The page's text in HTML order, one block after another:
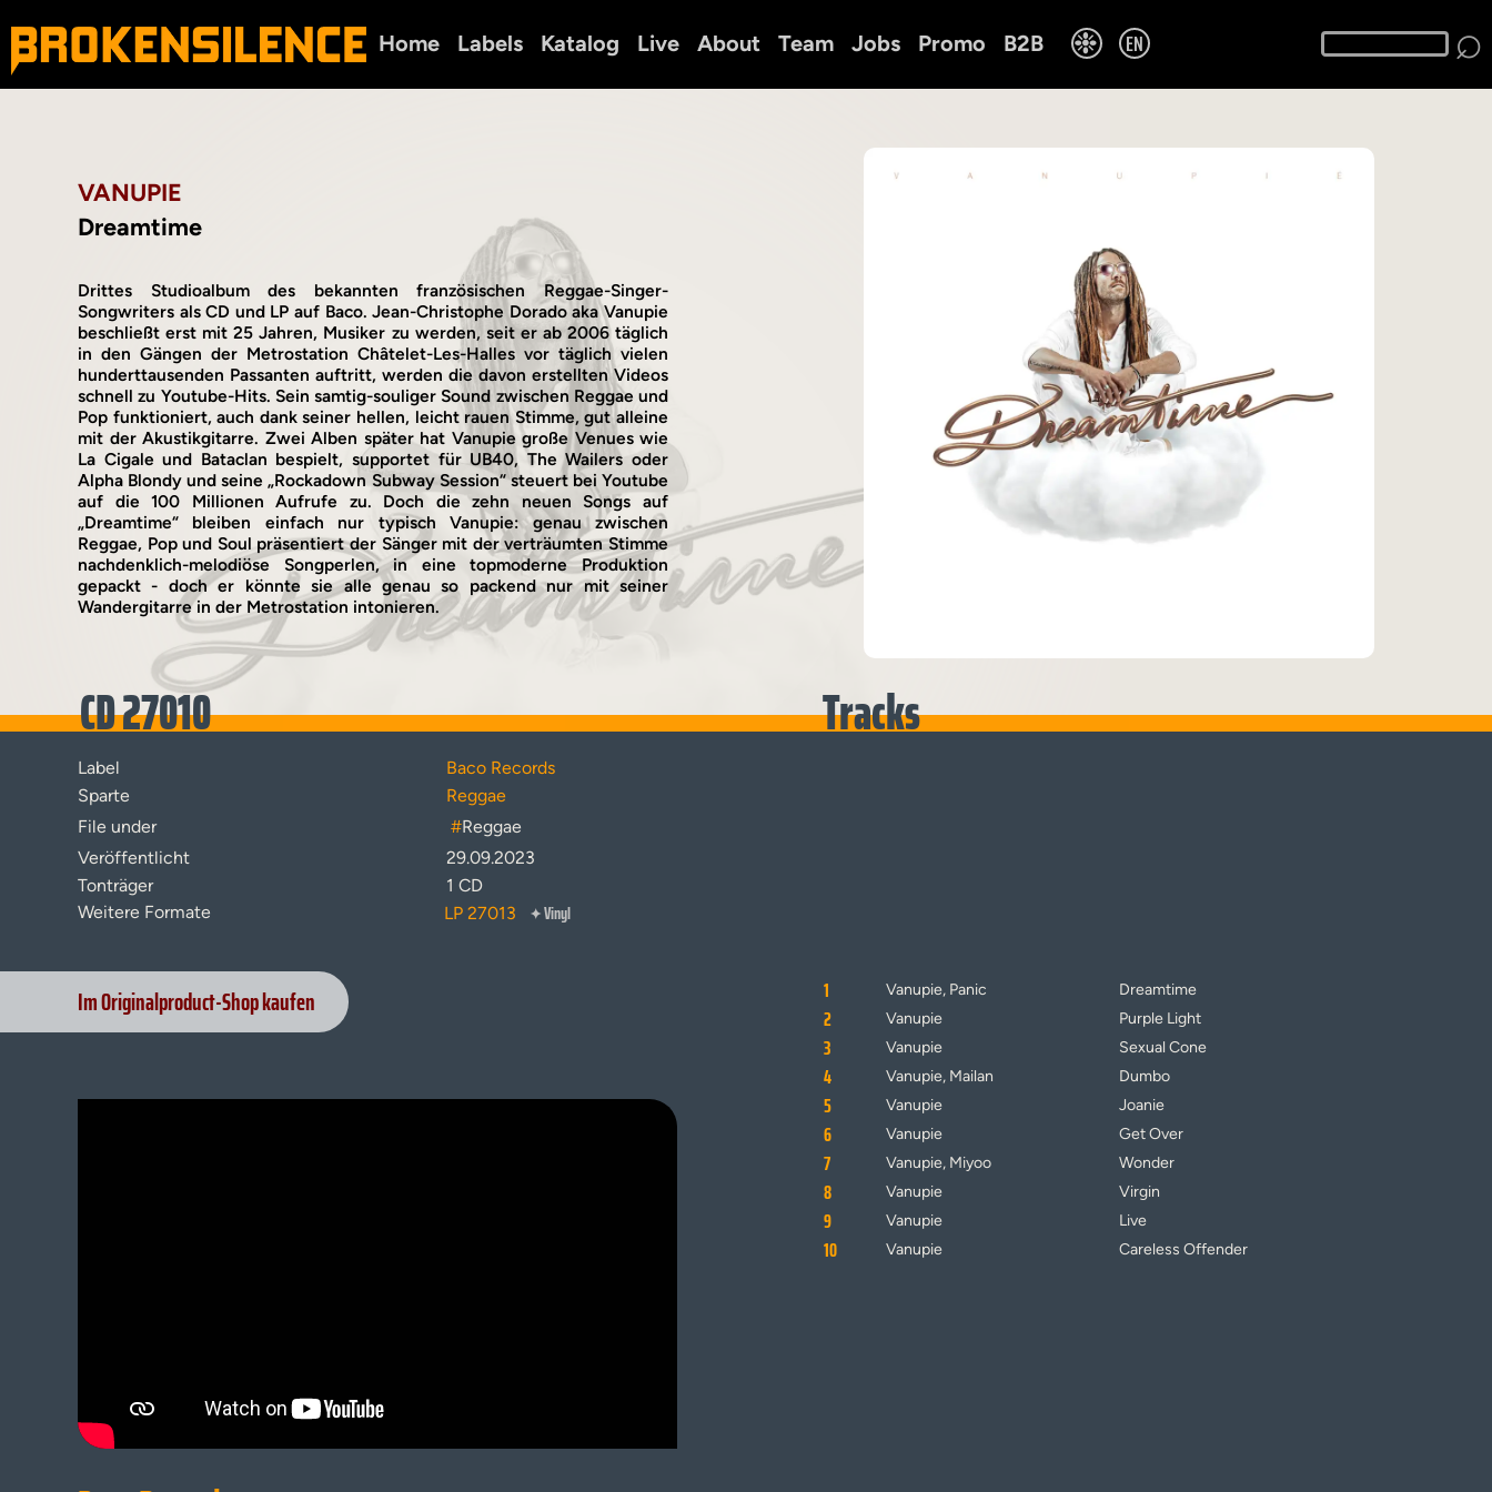
Home Labels Katalog Live About Team Jobs Promo B2B ❉ EN ⌕
VANUPIE
Dreamtime
Drittes Studioalbum des bekannten französischen Reggae-Singer-
Songwriters als CD und LP auf Baco. Jean-Christophe Dorado aka Vanupie
beschließt erst mit 25 Jahren, Musiker zu werden, seit er ab 2006 täglich
in den Gängen der Metrostation Châtelet-Les-Halles vor täglich vielen
hunderttausenden Passanten auftritt, werden die davon erstellten Videos
schnell zu Youtube-Hits. Sein samtig-souliger Sound zwischen Reggae und
Pop funktioniert, auch dank seiner hellen, leicht rauen Stimme, gut alleine
mit der Akustikgitarre. Zwei Alben später hat Vanupie große Venues wie
La Cigale und Bataclan bespielt, supportet für UB40, The Wailers oder
Alpha Blondy und seine „Rockadown Subway Session“ steuert bei Youtube
auf die 100 Millionen Aufrufe zu. Doch die zehn neuen Songs auf
„Dreamtime“ bleiben einfach nur typisch Vanupie: genau zwischen
Reggae, Pop und Soul präsentiert der Sänger mit der verträumten Stimme
nachdenklich-melodiöse Songperlen, in eine topmoderne Produktion
gepackt - doch er könnte sie alle genau so packend nur mit seiner
Wandergitarre in der Metrostation intonieren.
CD 27010 Tracks
Label
Baco Records
Sparte
Reggae
File under
#Reggae
Veröffentlicht
29.09.2023
Tonträger
1 CD
Weitere Formate
LP 27013 ✦Vinyl
Im Originalproduct-Shop kaufen 1 Vanupie, Panic Dreamtime
2 Vanupie Purple Light
3 Vanupie Sexual Cone
4 Vanupie, Mailan Dumbo
5 Vanupie Joanie
6 Vanupie Get Over
7 Vanupie, Miyoo Wonder
8 Vanupie Virgin
9 Vanupie Live
10 Vanupie Careless Offender